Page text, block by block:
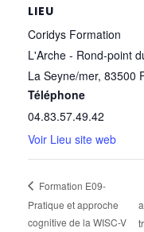
LIEU
Coridys Formation
L'Arche - Rond-point
La Seyne/mer, 83500
Téléphone
04.83.57.49.42
Voir Lieu site web
Formation E09-
Pratique et approche
cognitive de la WISC-V